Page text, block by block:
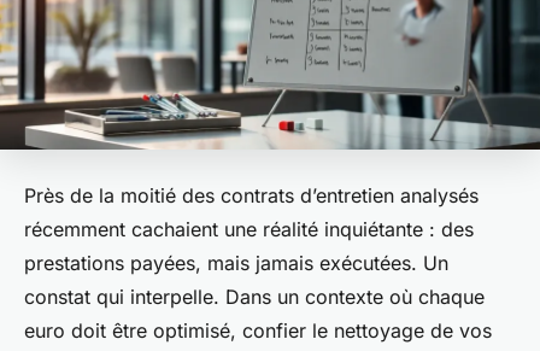
Près de la moitié des contrats d’entretien analysés
récemment cachaient une réalité inquiétante : des
prestations payées, mais jamais exécutées. Un
constat qui interpelle. Dans un contexte où chaque
euro doit être optimisé, confier le nettoyage de vos